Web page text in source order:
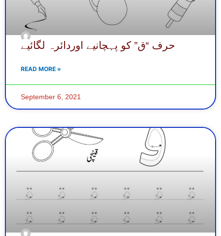
حرف “ق” کو پہچانیے اوردائرہ لگائیے
READ MORE »
September 6, 2021